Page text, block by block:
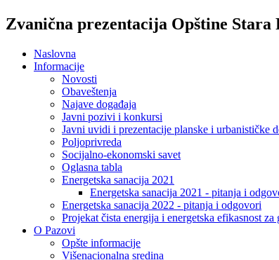
Zvanična prezentacija Opštine Stara
Naslovna
Informacije
Novosti
Obaveštenja
Najave događaja
Javni pozivi i konkursi
Javni uvidi i prezentacije planske i urbanističke
Poljoprivreda
Socijalno-ekonomski savet
Oglasna tabla
Energetska sanacija 2021
Energetska sanacija 2021 - pitanja i
Energetska sanacija 2022 - pitanja i odgovori
Projekat čista energija i energetska efikasnost
O Pazovi
Opšte informacije
Višenacionalna sredina